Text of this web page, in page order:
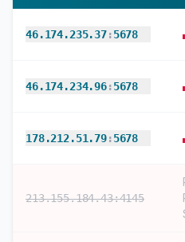
46.174.235.37:5678
46.174.234.96:5678
178.212.51.79:5678
213.155.184.43:4145